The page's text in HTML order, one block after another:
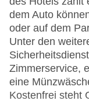
dem Auto
oder auf dem
Unter den
Zimmerservice,
eine
Kostenfrei steht